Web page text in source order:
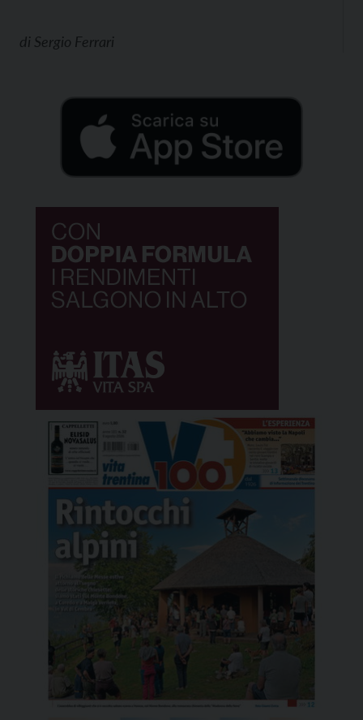
di Sergio Ferrari